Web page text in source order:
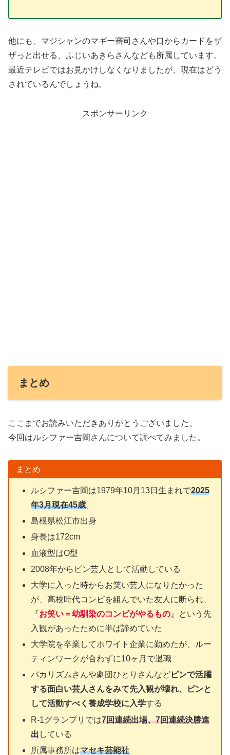
他にも、マジシャンのマギー審司さんや口からカードをザ
ザっと出せる、ふじいあきらさんなども所属しています。
最近テレビではお見かけしなくなりましたが、現在はどう
されているんでしょうね。
スポンサーリンク
まとめ
ここまでお読みいただきありがとうございました。
今回はルシファー吉岡さんについて調べてみました。
まとめ
ルシファー吉岡は1979年10月13日生まれで2025
年3月現在45歳。
島根県松江市出身
身長は172cm
血液型はO型
2008年からピン芸人として活動している
大学に入った時からお笑い芸人になりたかった
が、高校時代コンビを組んでいた友人に断られ、
『お笑い＝幼馴染のコンビがやるもの』という先
入観があったために半ば諦めていた
大学院を卒業してホワイト企業に勤めたが、ルー
ティンワークが合わずに10ヶ月で退職
バカリズムさんや劇団ひとりさんなどピンで活躍
する面白い芸人さんをみて先入観が壊れ、ピンと
して活動すべく養成学校に入学する
R-1グランプリでは7回連続出場、7回連続決勝進
出している
所属事務所はマセキ芸能社